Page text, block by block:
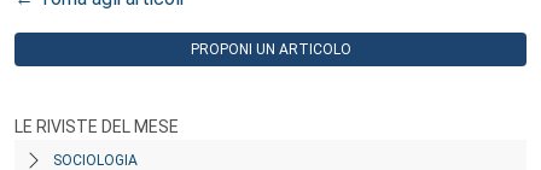
PROPONI UN ARTICOLO
LE RIVISTE DEL MESE
SOCIOLOGIA